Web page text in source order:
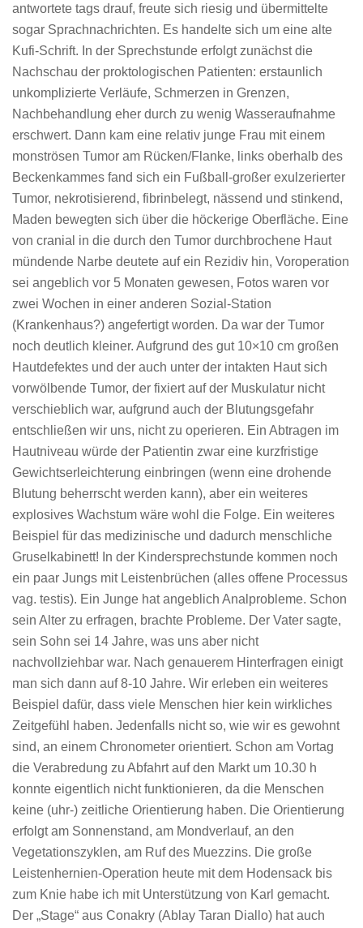
antwortete tags drauf, freute sich riesig und übermittelte
sogar Sprachnachrichten. Es handelte sich um eine alte
Kufi-Schrift. In der Sprechstunde erfolgt zunächst die
Nachschau der proktologischen Patienten: erstaunlich
unkomplizierte Verläufe, Schmerzen in Grenzen,
Nachbehandlung eher durch zu wenig Wasseraufnahme
erschwert. Dann kam eine relativ junge Frau mit einem
monströsen Tumor am Rücken/Flanke, links oberhalb des
Beckenkammes fand sich ein Fußball-großer exulzerierter
Tumor, nekrotisierend, fibrinbelegt, nässend und stinkend,
Maden bewegten sich über die höckerige Oberfläche. Eine
von cranial in die durch den Tumor durchbrochene Haut
mündende Narbe deutete auf ein Rezidiv hin, Voroperation
sei angeblich vor 5 Monaten gewesen, Fotos waren vor
zwei Wochen in einer anderen Sozial-Station
(Krankenhaus?) angefertigt worden. Da war der Tumor
noch deutlich kleiner. Aufgrund des gut 10×10 cm großen
Hautdefektes und der auch unter der intakten Haut sich
vorwölbende Tumor, der fixiert auf der Muskulatur nicht
verschieblich war, aufgrund auch der Blutungsgefahr
entschließen wir uns, nicht zu operieren. Ein Abtragen im
Hautniveau würde der Patientin zwar eine kurzfristige
Gewichtserleichterung einbringen (wenn eine drohende
Blutung beherrscht werden kann), aber ein weiteres
explosives Wachstum wäre wohl die Folge. Ein weiteres
Beispiel für das medizinische und dadurch menschliche
Gruselkabinett! In der Kindersprechstunde kommen noch
ein paar Jungs mit Leistenbrüchen (alles offene Processus
vag. testis). Ein Junge hat angeblich Analprobleme. Schon
sein Alter zu erfragen, brachte Probleme. Der Vater sagte,
sein Sohn sei 14 Jahre, was uns aber nicht
nachvollziehbar war. Nach genauerem Hinterfragen einigt
man sich dann auf 8-10 Jahre. Wir erleben ein weiteres
Beispiel dafür, dass viele Menschen hier kein wirkliches
Zeitgefühl haben. Jedenfalls nicht so, wie wir es gewohnt
sind, an einem Chronometer orientiert. Schon am Vortag
die Verabredung zu Abfahrt auf den Markt um 10.30 h
konnte eigentlich nicht funktionieren, da die Menschen
keine (uhr-) zeitliche Orientierung haben. Die Orientierung
erfolgt am Sonnenstand, am Mondverlauf, an den
Vegetationszyklen, am Ruf des Muezzins. Die große
Leistenhernien-Operation heute mit dem Hodensack bis
zum Knie habe ich mit Unterstützung von Karl gemacht.
Der „Stage“ aus Conakry (Ablay Taran Diallo) hat auch